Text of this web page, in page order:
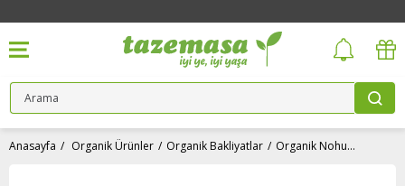
Anasayfa Organik Ürünler Organik Bakliyatlar Organik Nohut (1 kg) CF